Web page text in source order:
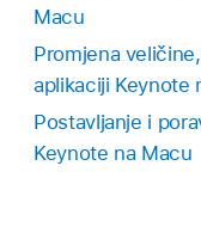
preko
članak
Macu
Promjena
aplikaciji Keynote
Postavljanje i
Keynote na Macu